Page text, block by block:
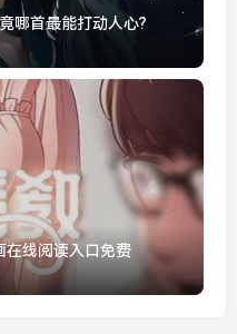
哪首最能打动人心?
线阅读入口免费